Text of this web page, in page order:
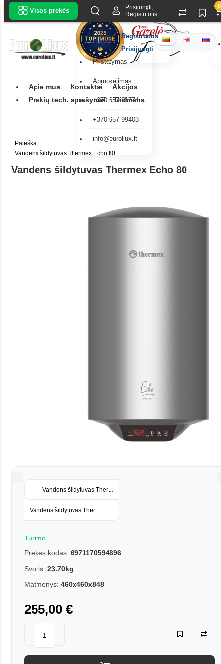
Pristatymas
Apmokėjimas
+370 657 91774
+370 657 99403
info@euroliux.lt
Apie mus Kontaktai
Akcijos
Prekių tech. aprašymai
Didmena
Visos prekės
Prisijungti,
Registruotis
Registruotis
Prisijungti
0
Paieška
Vandens šildytuvas Thermex Echo 80
Vandens šildytuvas Thermex Echo 80
Vandens šildytuvas Thermex Echo 50
Vandens šildytuvas Thermex Echo 100
Turime
Prekės kodas: 6971170594696
Svoris: 23.70kg
Matmenys: 460x460x848
255,00 €